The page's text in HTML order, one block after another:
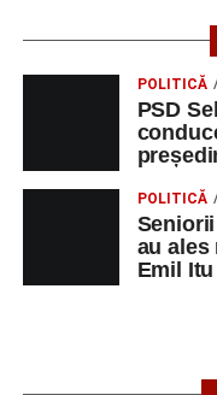
cea de-a III-a
Primul concert
2026 a adus
În luna august,
Măcinic pot fi
POLITICĂ
PSD
POLITICĂ
au ales
Emil